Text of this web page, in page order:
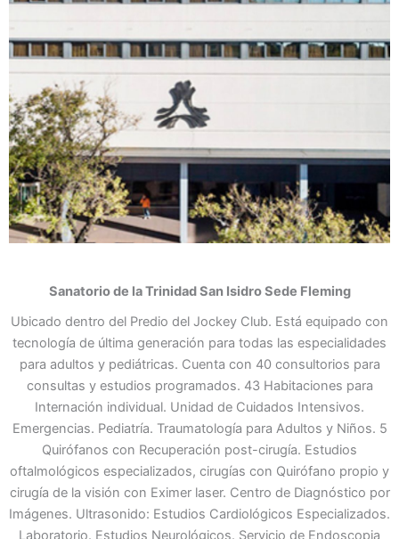
Sanatorio de la TrinidadSan Isidro Sede Fleming
Ubicado dentro del Predio del Jockey Club. Está equipado con
tecnología de última generación para todas las especialidades
para adultos y pediátricas. Cuenta con 40 consultorios para
consultas y estudios programados. 43 Habitaciones para
Internación individual. Unidad de Cuidados Intensivos.
Emergencias. Pediatría. Traumatología para Adultos y Niños. 5
Quirófanos con Recuperación post-cirugía. Estudios
oftalmológicos especializados, cirugías con Quirófano propio y
cirugía de la visión con Eximer laser. Centro de Diagnóstico por
Imágenes. Ultrasonido: Estudios Cardiológicos Especializados.
Laboratorio. Estudios Neurológicos. Servicio de Endoscopia